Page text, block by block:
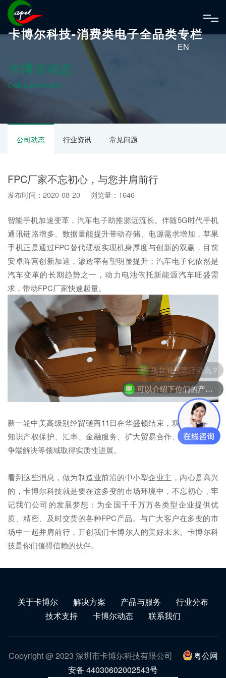
卡博尔科技-消费类电子全品类专栏
EN
卡博尔动态
CABOL DYNAMICS
公司动态 行业资讯 常见问题
FPC厂家不忘初心，与您并肩前行
发布时间：2020-08-20 浏览量：1646
智能手机加速变革，汽车电子助推源远流长。伴随5G时代手机
通讯链路增多、数据量能提升带动存储、电源需求增加，苹果
手机正是通过FPC替代硬板实现机身厚度与创新的双赢，目前
安卓阵营创新加速，渗透率有望明显提升；汽车电子化依然是
汽车变革的长期趋势之一，动力电池依托新能源汽车旺盛需
求，带动FPC厂家快速起量。
新一轮中美高级别经贸磋商11日在华盛顿结束，双方在农业、
知识产权保护、汇率、金融服务、扩大贸易合作、技术转让、
争端解决等领域取得实质性进展。
看到这些消息，做为制造业前沿的中小型企业主，内心是高兴
的，卡博尔科技就是要在这多变的市场环境中，不忘初心，牢
记我们公司的发展梦想：为全国千千万万各类型企业提供优
质、精密、及时交货的各种FPC产品。与广大客户在多变的市
场中一起并肩前行，开创我们卡博尔人的美好未来。卡博尔科
技是你们值得信赖的伙伴。
关于卡博尔 解决方案 产品与服务
行业分布
技术支持
卡博尔动态 联系我们
Copyright @ 2023 深圳市卡博尔科技有限公司
粤公网
安备 44030602002543号
可以介绍下你们的产品么？
现在有优惠活动么？